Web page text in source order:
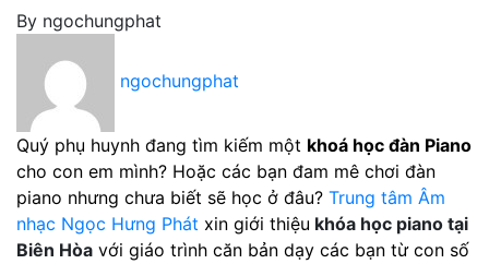
By ngochungphat
ngochungphat
Quý phụ huynh đang tìm kiếm một khoá học đàn Piano
cho con em mình? Hoặc các bạn đam mê chơi đàn
piano nhưng chưa biết sẽ học ở đâu? Trung tâm Âm
nhạc Ngọc Hưng Phát xin giới thiệu khóa học piano tại
Biên Hòa với giáo trình căn bản dạy các bạn từ con số